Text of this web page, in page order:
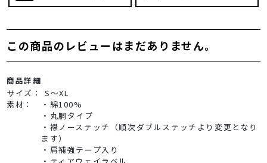
この商品のレビューはまだありません。
商品詳細
サイズ：
S～XL
素材：
・綿100%
・丸胴タイプ
・襟ノーステッチ（順次ダブルステッチより変更となり
ます）
・肩補強テープ入り